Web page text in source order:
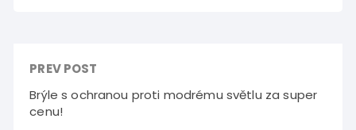
PREV POST
Brýle s ochranou proti modrému světlu za super
cenu!